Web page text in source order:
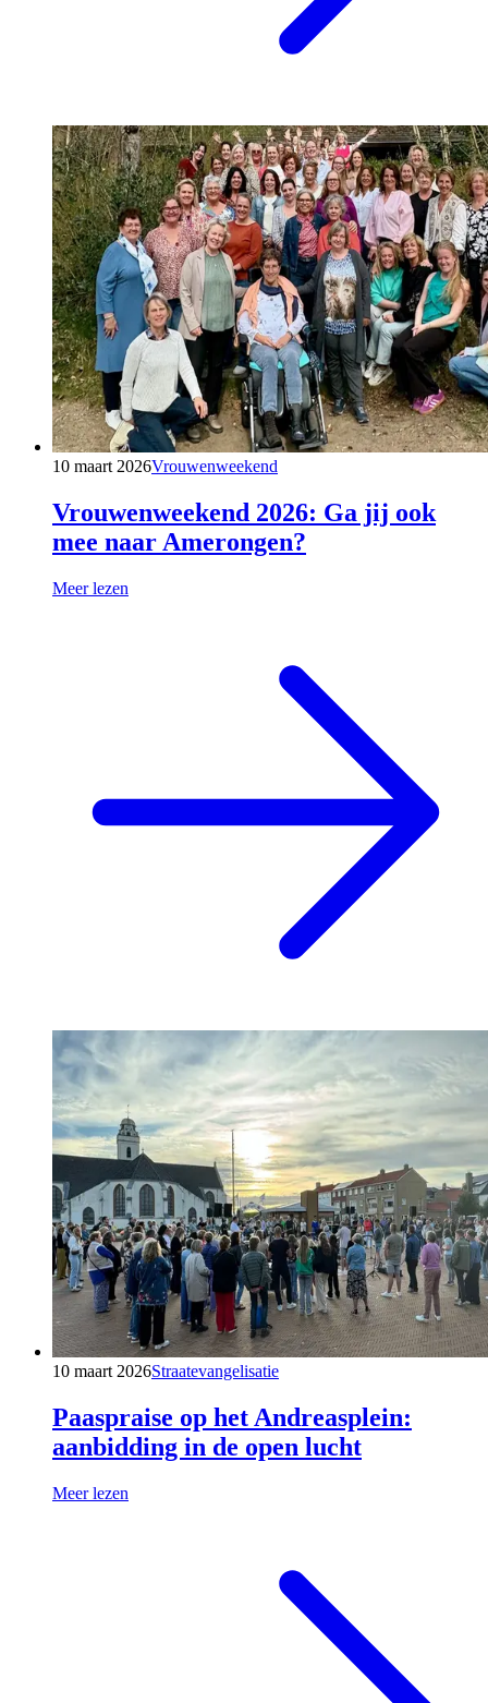
10 maart 2026Vrouwenweekend
Vrouwenweekend 2026: Ga jij ook
mee naar Amerongen?
Meer lezen
10 maart 2026Straatevangelisatie
Paaspraise op het Andreasplein:
aanbidding in de open lucht
Meer lezen